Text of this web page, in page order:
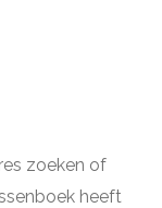
zoeken of
heeft